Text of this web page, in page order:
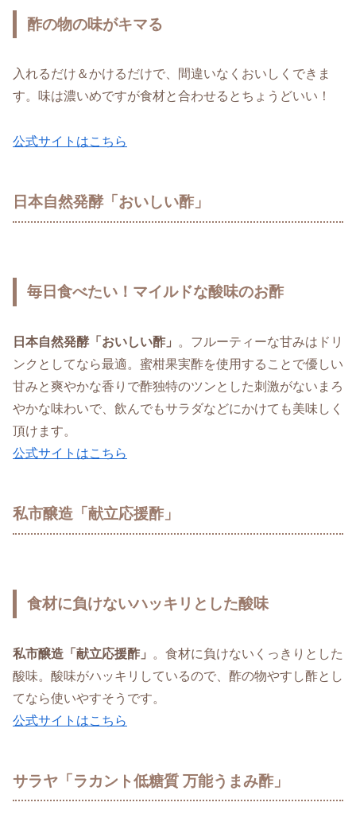
酢の物の味がキマる
入れるだけ＆かけるだけで、間違いなくおいしくできま
す。味は濃いめですが食材と合わせるとちょうどいい！
公式サイトはこちら
日本自然発酵「おいしい酢」
毎日食べたい！マイルドな酸味のお酢
日本自然発酵「おいしい酢」
。フルーティーな甘みはドリ
ンクとしてなら最適。蜜柑果実酢を使用することで優しい
甘みと爽やかな香りで酢独特のツンとした刺激がないまろ
やかな味わいで、飲んでもサラダなどにかけても美味しく
頂けます。
公式サイトはこちら
私市醸造「献立応援酢」
食材に負けないハッキリとした酸味
私市醸造「献立応援酢」
。食材に負けないくっきりとした
酸味。酸味がハッキリしているので、酢の物やすし酢とし
てなら使いやすそうです。
公式サイトはこちら
サラヤ「ラカント低糖質 万能うまみ酢」